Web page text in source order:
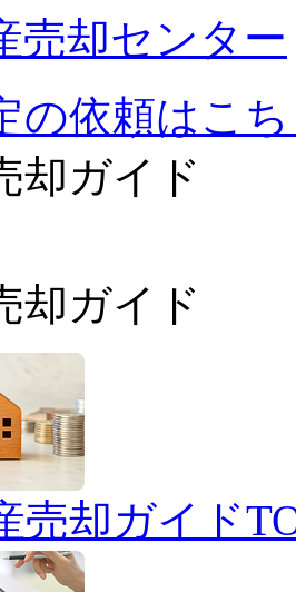
売却センター
の依頼はこ
却ガイド
却ガイド
売却ガイド